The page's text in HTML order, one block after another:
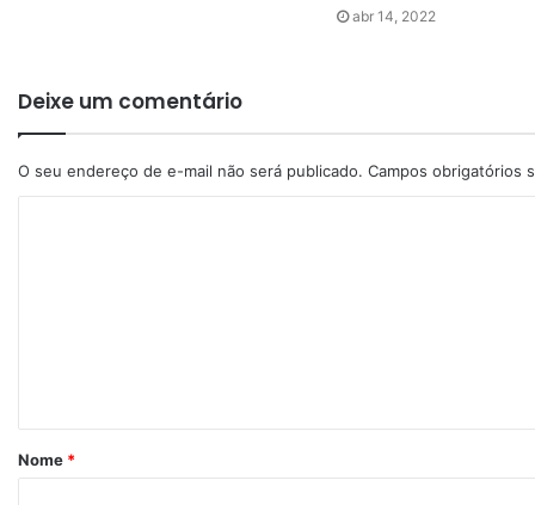
abr 14, 2022
Deixe um comentário
O seu endereço de e-mail não será publicado. Campos obrigatórios
Nome *